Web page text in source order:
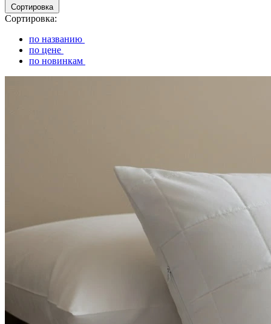
Сортировка
Сортировка:
по названию
по цене
по новинкам